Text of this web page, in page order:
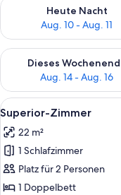
Heute Nacht
Aug. 10 - Aug. 11
Dieses
Aug. 14 - Aug. 16
Überprüfe die
Alle
Fotos
für
Superior-
Zimmer
anzeigen
11
Superior-Zimmer
22 m²
1 Schlafzimmer
Platz für 2 Personen
1 Doppelbett